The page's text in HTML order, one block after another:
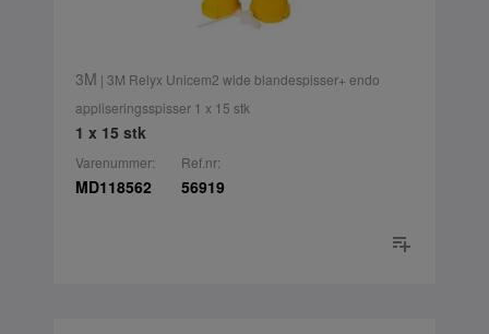
3M | 3M Relyx Unicem2 wide blandespisser+ endo
appliseringsspisser 1 x 15 stk
1 x 15 stk
Varenummer:
MD118562
Ref.nr:
56919